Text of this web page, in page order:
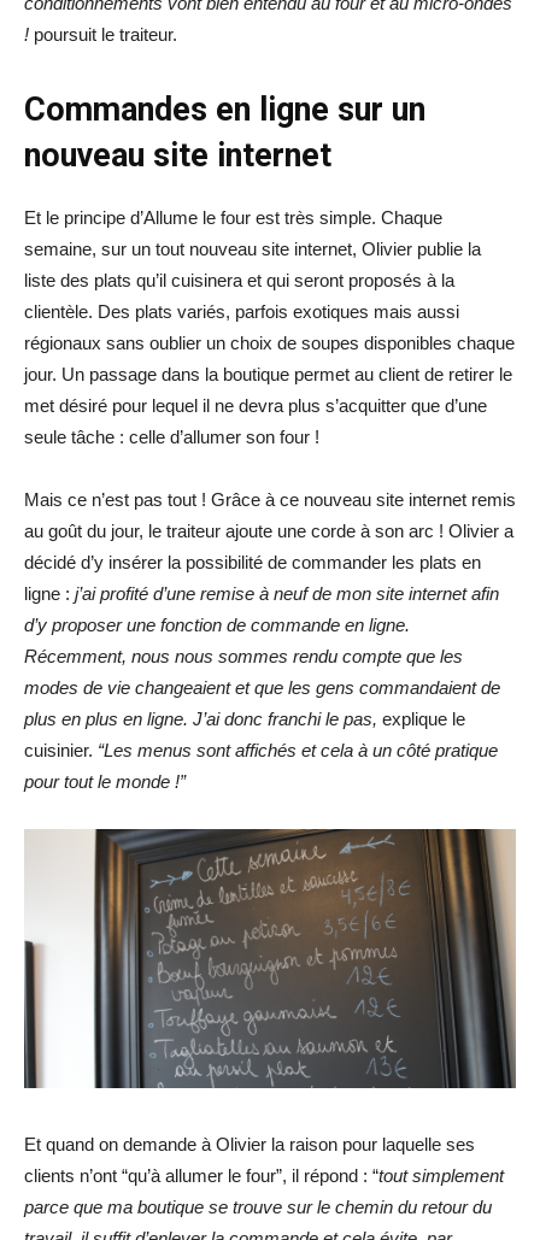
! poursuit le traiteur.
Commandes en ligne sur un
nouveau site internet
Et le principe d’Allume le four est très simple. Chaque
semaine, sur un tout nouveau site internet, Olivier publie la
liste des plats qu’il cuisinera et qui seront proposés à la
clientèle. Des plats variés, parfois exotiques mais aussi
régionaux sans oublier un choix de soupes disponibles chaque
jour. Un passage dans la boutique permet au client de retirer le
met désiré pour lequel il ne devra plus s’acquitter que d’une
seule tâche : celle d’allumer son four !
Mais ce n’est pas tout ! Grâce à ce nouveau site internet remis
au goût du jour, le traiteur ajoute une corde à son arc ! Olivier a
décidé d’y insérer la possibilité de commander les plats en
ligne : j’ai profité d’une remise à neuf de mon site internet afin
d’y proposer une fonction de commande en ligne.
Récemment, nous nous sommes rendu compte que les
modes de vie changeaient et que les gens commandaient de
plus en plus en ligne. J’ai donc franchi le pas, explique le
cuisinier. “Les menus sont affichés et cela à un côté pratique
pour tout le monde !”
Et quand on demande à Olivier la raison pour laquelle ses
clients n’ont “qu’à allumer le four”, il répond : “tout simplement
parce que ma boutique se trouve sur le chemin du retour du